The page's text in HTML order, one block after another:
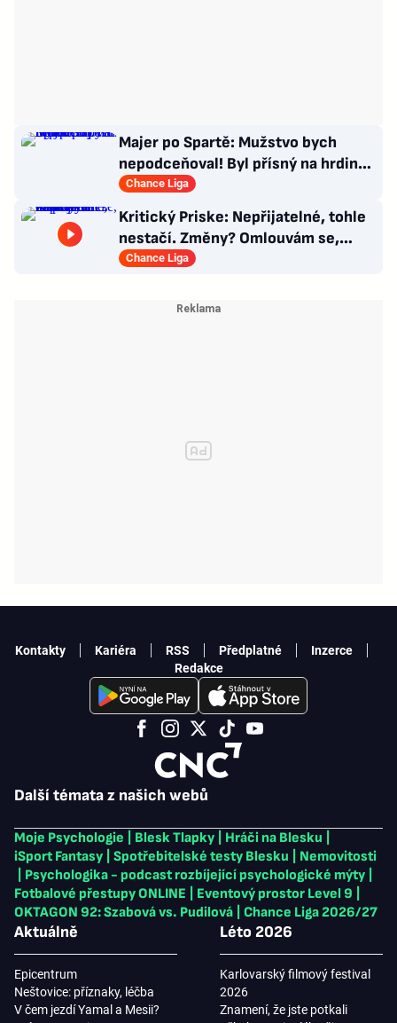
Majer po Spartě: Mužstvo bych
nepodceňoval! Byl přísný na hrdinu
zápasu
Chance Liga
Kritický Priske: Nepřijatelné, tohle
nestačí. Změny? Omlouvám se,
nedokážu odpovědět
Chance Liga
Kontakty Kariéra RSS Předplatné
Inzerce
Redakce
Další témata z našich webů
Moje Psychologie Blesk Tlapky Hráči na Blesku
iSport Fantasy
Spotřebitelské testy Blesku
Nemovitosti
Psychologika - podcast rozbíjející psychologické mýty
Fotbalové přestupy ONLINE
Eventový prostor Level 9
OKTAGON 92: Szabová vs. Pudilová
Chance Liga 2026/27
Aktuálně
Epicentrum
Neštovice: příznaky, léčba
V čem jezdí Yamal a Mesii?
Léto 2026
Karlovarský filmový festival
2026
Znamení, že jste potkali